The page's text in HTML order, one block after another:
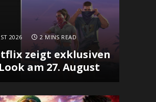
2026 2 MINS READ
zeigt exklusiven
am 27. August